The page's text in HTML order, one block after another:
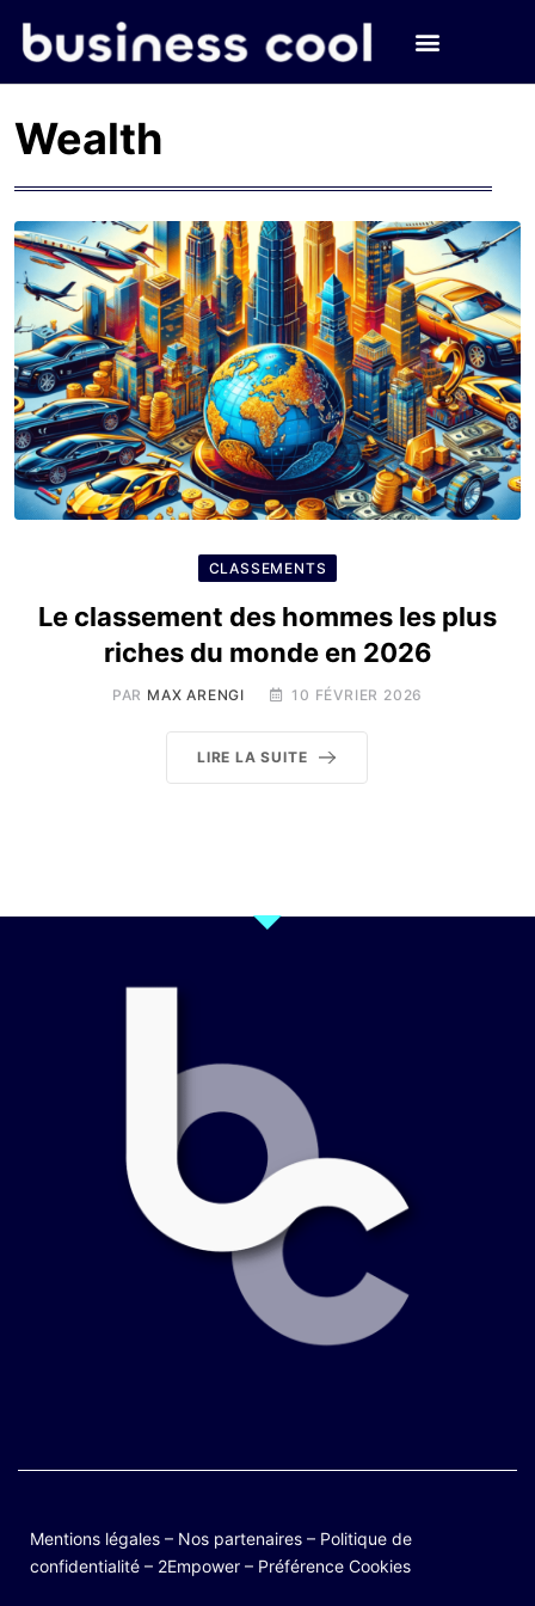
Wealth
CLASSEMENTS
Le classement des hommes les plus
riches du monde en 2026
PAR MAX ARENGI 10 FÉVRIER 2026
LIRE LA SUITE
Mentions légales – Nos partenaires – Politique de
confidentialité – 2Empower – Préférence Cookies